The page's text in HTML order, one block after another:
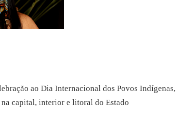
ao Dia Internacional dos Povos Indígenas,
capital, interior e litoral do Estado